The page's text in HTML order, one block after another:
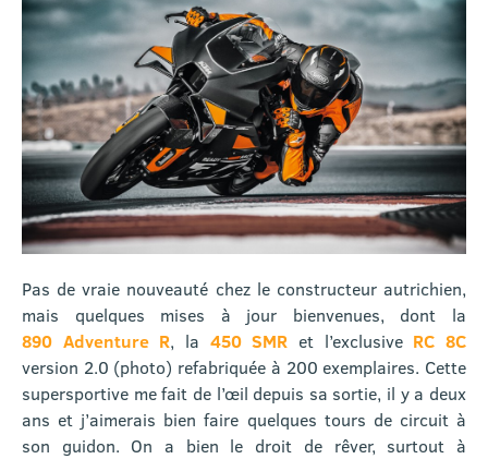
Pas de vraie nouveauté chez le constructeur autrichien,
mais quelques mises à jour bienvenues, dont la
890 Adventure R, la 450 SMR et l’exclusive RC 8C
version 2.0 (photo) refabriquée à 200 exemplaires. Cette
supersportive me fait de l’œil depuis sa sortie, il y a deux
ans et j’aimerais bien faire quelques tours de circuit à
son guidon. On a bien le droit de rêver, surtout à